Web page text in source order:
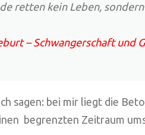
retten kein Leben,
– Schwangerschaft und
sagen: bei mir liegt die
begrenzten Zeitraum